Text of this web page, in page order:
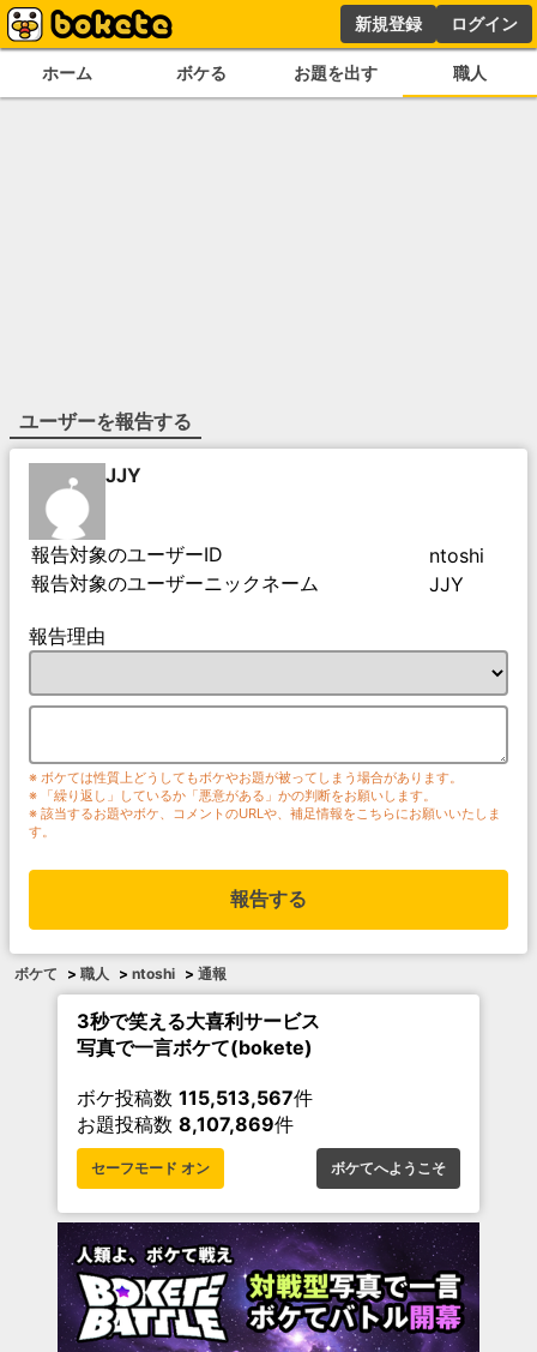
新規登録 ログイン
ホーム ボケる お題を出す 職人
ユーザーを報告する
JJY
報告対象のユーザーID
ntoshi
報告対象のユーザーニックネーム
JJY
報告理由
※ ボケては性質上どうしてもボケやお題が被ってしまう場合があります。
※ 「繰り返し」しているか「悪意がある」かの判断をお願いします。
※ 該当するお題やボケ、コメントのURLや、補足情報をこちらにお願いいたしま
す。
報告する
ボケて > 職人 > ntoshi > 通報
3秒で笑える大喜利サービス
写真で一言ボケて(bokete)
ボケ投稿数 115,513,567件
お題投稿数 8,107,869件
セーフモード オン ボケてへようこそ